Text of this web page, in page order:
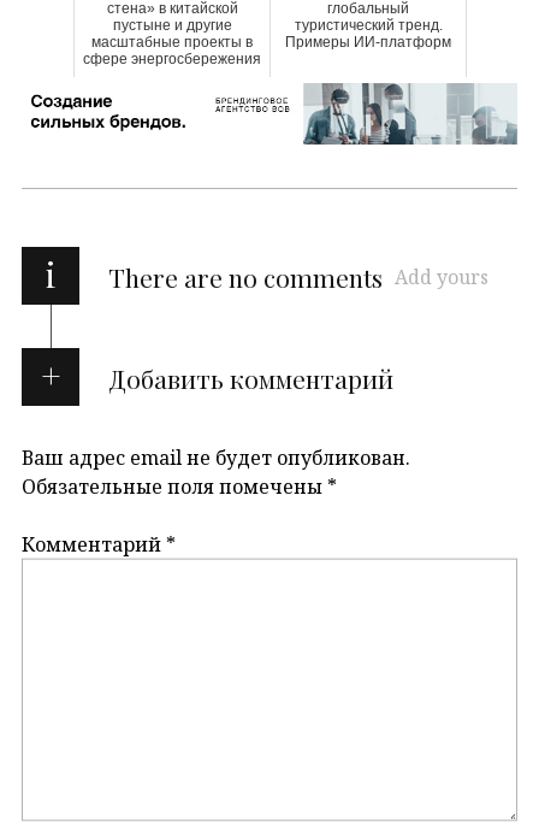
стена» в китайской
пустыне и другие
масштабные проекты в
сфере энергосбережения
глобальный
туристический тренд.
Примеры ИИ-платформ
i There are no comments Add yours
Добавить комментарий
Ваш адрес email не будет опубликован.
Обязательные поля помечены *
Комментарий *